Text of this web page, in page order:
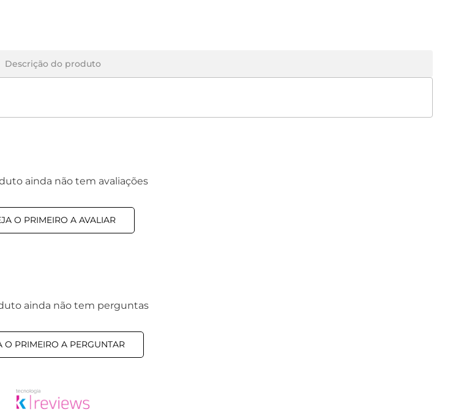
Descrição do produto
ainda não tem avaliações
O PRIMEIRO A AVALIAR
ainda não tem perguntas
O PRIMEIRO A PERGUNTAR